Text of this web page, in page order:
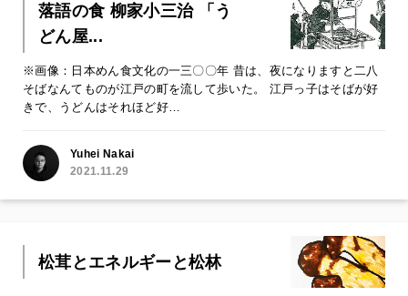
落語の食 柳家小三治 「う
どん屋...
※画像：日本めん食文化の一三〇〇年 昔は、夜になりますと二八
そばなんてものが江戸の町を流して歩いた。 江戸っ子はそばが好
きで、うどんはそれほど好…
Yuhei Nakai
2021.11.29
松茸とエネルギーと松林